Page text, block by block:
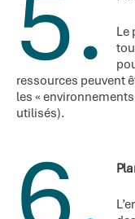
Le
ressources peuvent
les «
utilisés).